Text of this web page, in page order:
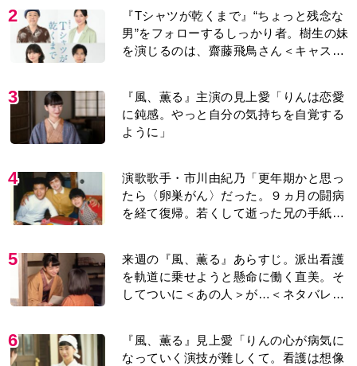
2
『Tシャツが乾くまで』“ちょっと残念な
男”をフォローするしっかり者。樹生の妹
を演じるのは、齋藤飛鳥さん＜キャスト
3
『風、薫る』主演の見上愛「りんは恋愛
に鈍感。やっと自分の気持ちを自覚する
ように」
4
演歌歌手・市川由紀乃「更年期かと思っ
たら〈卵巣がん〉だった。９ヵ月の闘病
を経て復帰。若くして逝った兄の手紙を
5
来週の『風、薫る』あらすじ。派出看護
を軌道に乗せようと懸命に働く直美。そ
してついに＜あの人＞が…＜ネタバレあ
6
『風、薫る』見上愛「りんの心が病気に
なっていく演技が難しくて。看護は想像